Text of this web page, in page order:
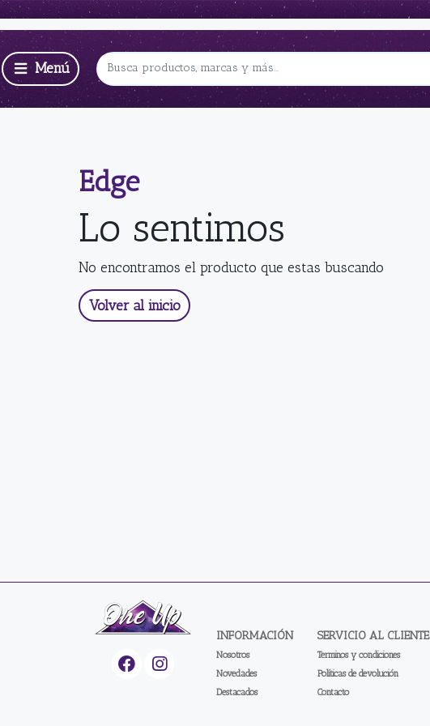
Edge
Lo sentimos
No encontramos el producto que estas buscando
Volver al inicio
INFORMACIÓN
Nosotros
Novedades
Destacados
SERVICIO AL CLIENTE
Terminos y condiciones
Políticas de devolución
Contacto